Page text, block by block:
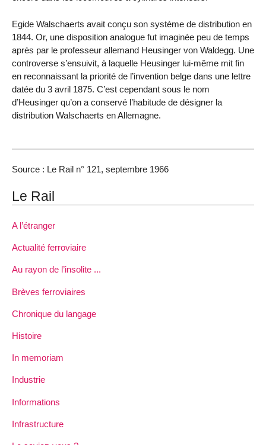
Egide Walschaerts avait conçu son système de distribution en
1844. Or, une disposition analogue fut imaginée peu de temps
après par le professeur allemand Heusinger von Waldegg. Une
controverse s’ensuivit, à laquelle Heusinger lui-même mit fin
en reconnaissant la priorité de l’invention belge dans une lettre
datée du 3 avril 1875. C’est cependant sous le nom
d’Heusinger qu’on a conservé l’habitude de désigner la
distribution Walschaerts en Allemagne.
Source : Le Rail n° 121, septembre 1966
Le Rail
A l’étranger
Actualité ferroviaire
Au rayon de l’insolite ...
Brèves ferroviaires
Chronique du langage
Histoire
In memoriam
Industrie
Informations
Infrastructure